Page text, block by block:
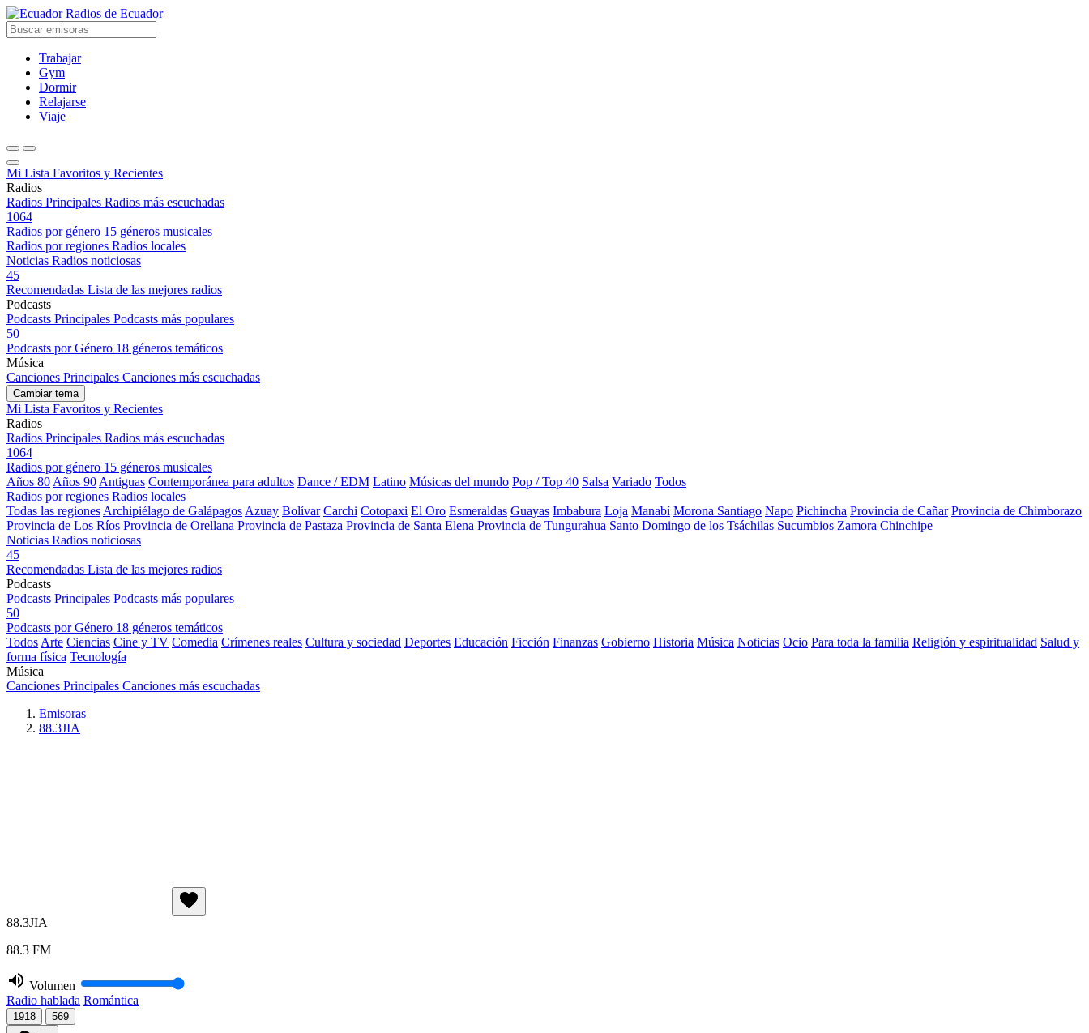
Radios de Ecuador
Trabajar
Gym
Dormir
Relajarse
Viaje
Mi Lista Favoritos y Recientes
Radios
Radios Principales Radios más escuchadas
1064
Radios por género 15 géneros musicales
Radios por regiones Radios locales
Noticias Radios noticiosas
45
Recomendadas Lista de las mejores radios
Podcasts
Podcasts Principales Podcasts más populares
50
Podcasts por Género 18 géneros temáticos
Música
Canciones Principales Canciones más escuchadas
Cambiar tema
Mi Lista Favoritos y Recientes
Radios
Radios Principales Radios más escuchadas
1064
Radios por género 15 géneros musicales
Años 80 Años 90 Antiguas Contemporánea para adultos Dance / EDM Latino Músicas del mundo Pop / Top 40 Salsa Variado Todos
Radios por regiones Radios locales
Todas las regiones Archipiélago de Galápagos Azuay Bolívar Carchi Cotopaxi El Oro Esmeraldas Guayas Imbabura Loja Manabí Morona Santiago Napo Pichincha Provincia de Cañar Provincia de Chimborazo
Provincia de Los Ríos Provincia de Orellana Provincia de Pastaza Provincia de Santa Elena Provincia de Tungurahua Santo Domingo de los Tsáchilas Sucumbios Zamora Chinchipe
Noticias Radios noticiosas
45
Recomendadas Lista de las mejores radios
Podcasts
Podcasts Principales Podcasts más populares
50
Podcasts por Género 18 géneros temáticos
Todos Arte Ciencias Cine y TV Comedia Crímenes reales Cultura y sociedad Deportes Educación Ficción Finanzas Gobierno Historia Música Noticias Ocio Para toda la familia Religión y espiritualidad Salud y
forma física Tecnología
Música
Canciones Principales Canciones más escuchadas
Emisoras
88.3JIA
88.3JIA
88.3 FM
Volumen
Radio hablada Romántica
1918 569